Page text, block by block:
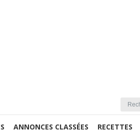
ANNONCES CLASSÉES RECETTES